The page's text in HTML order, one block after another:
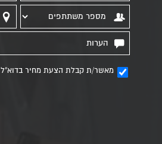
מאשר/ת קבלת הצעת מחיר בדוא"ל